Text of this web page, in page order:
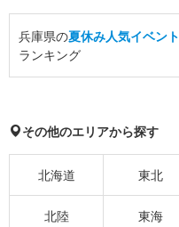
兵庫県の夏休み人気イベント
ランキング
その他のエリアから探す
北海道 東北
北陸 東海